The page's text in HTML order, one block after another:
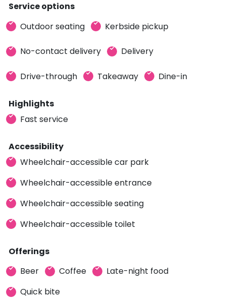
Service options
Outdoor seating
Kerbside pickup
No-contact delivery Delivery
Drive-through Takeaway Dine-in
Highlights
Fast service
Accessibility
Wheelchair-accessible car park
Wheelchair-accessible entrance
Wheelchair-accessible seating
Wheelchair-accessible toilet
Offerings
Beer
Coffee
Late-night food
Quick bite